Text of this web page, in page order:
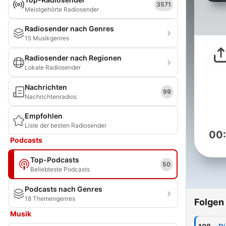
Meistgehörte Radiosender
3571
Radiosender nach Genres
15 Musikgenres
Radiosender nach Regionen
Lokale Radiosender
Nachrichten
Nachrichtenradios
99
Empfohlen
Liste der besten Radiosender
Podcasts
Top-Podcasts
Beliebteste Podcasts
50
Podcasts nach Genres
18 Themengenres
Musik
Folgen